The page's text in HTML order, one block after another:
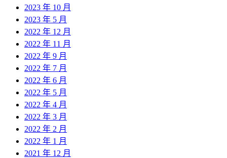
2023 年 10 月
2023 年 5 月
2022 年 12 月
2022 年 11 月
2022 年 9 月
2022 年 7 月
2022 年 6 月
2022 年 5 月
2022 年 4 月
2022 年 3 月
2022 年 2 月
2022 年 1 月
2021 年 12 月